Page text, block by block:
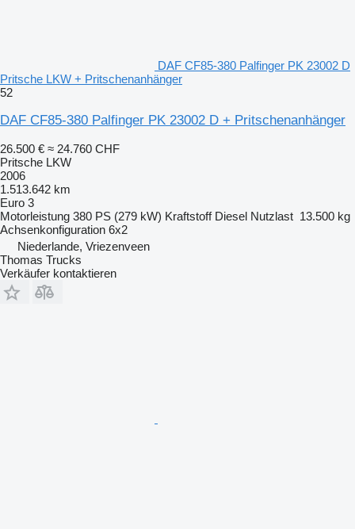
DAF CF85-380 Palfinger PK 23002 D
Pritsche LKW + Pritschenanhänger
52
DAF CF85-380 Palfinger PK 23002 D + Pritschenanhänger
26.500 € ≈ 24.760 CHF
Pritsche LKW
2006
1.513.642 km
Euro 3
Motorleistung 380 PS (279 kW) Kraftstoff Diesel Nutzlast 13.500 kg
Achsenkonfiguration 6x2
Niederlande, Vriezenveen
Thomas Trucks
Verkäufer kontaktieren